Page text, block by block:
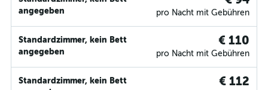
angegeben
pro Nacht mit Gebühren
Standardzimmer, kein Bett
angegeben
€ 110
pro Nacht mit Gebühren
Standardzimmer, kein Bett
€ 112